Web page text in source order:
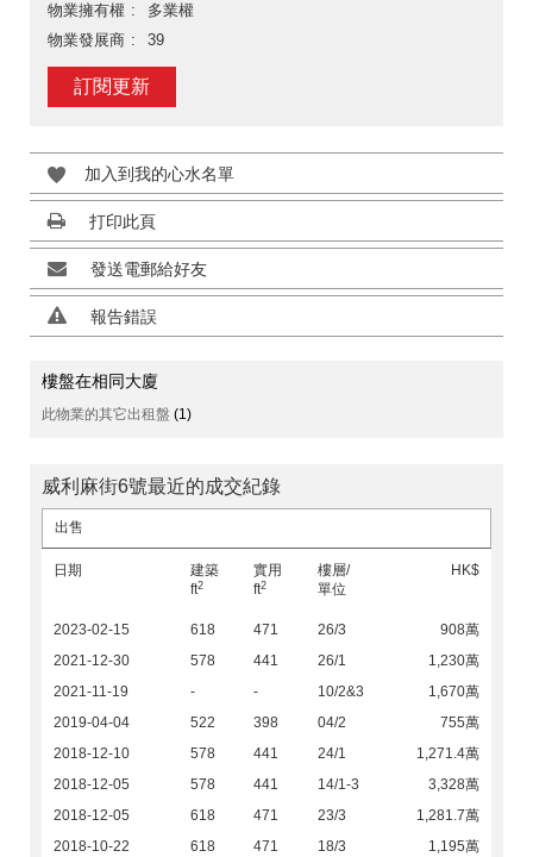
物業擁有權
多業權
物業發展商
39
訂閱更新
加入到我的心水名單
打印此頁
發送電郵給好友
報告錯誤
樓盤在相同大廈
此物業的其它出租盤 (1)
威利麻街6號最近的成交紀錄
出售
日期
建築
ft2
實用
ft2
樓層/
單位
HK$
2023-02-15 618 471 26/3
908萬
2021-12-30
578 441 26/1
1,230萬
2021-11-19
- - 10/2&3
1,670萬
2019-04-04
522 398 04/2
755萬
2018-12-10
578 441 24/1
1,271.4萬
2018-12-05
578 441 14/1-3
3,328萬
2018-12-05
618 471 23/3
1,281.7萬
2018-10-22
618 471 18/3
1,195萬